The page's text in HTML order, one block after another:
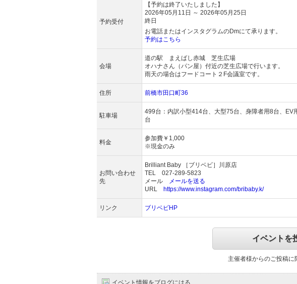
予約受付
【予約は終了いたしました】
2026年05月11日 ～ 2026年05月25日
終日
お電話またはインスタグラムのDmにて承ります。
予約はこちら
会場
道の駅 まえばし赤城 芝生広場
オハナさん（パン屋）付近の芝生広場で行います。
雨天の場合はフードコート２F会議室です。
住所 前橋市田口町36
駐車場
499台：内訳小型414台、大型75台、身障者用8台、EV
台
料金
参加費￥1,000
※現金のみ
お問い合わせ
先
Brilliant Baby ［ブリベビ］川原店
TEL 027-289-5823
メール
メールを送る
URL https://www.instagram.com/bribaby.k/
リンク ブリベビHP
イベントを
主催者様からのご投稿に
イベント情報をブログにはる